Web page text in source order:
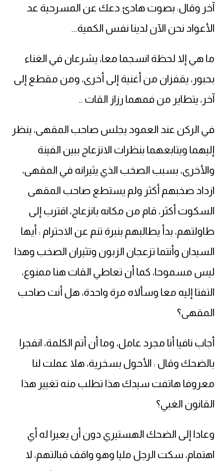
آخر وقال: بصوت هادئ دعك عن المسرحية عد
الأعواد نحن الآن لدينا نفس الكمية...
ما هي إلا لحظة انسجما معا، يشرعان في الغناء
بحبور، يقفزان من أغنية إلى أخرى، ومن مقطع إلى
آخر، يتطاير من فمهما رزاز القات ..
في الركن عند العمود يجلس صاحب المقهى، ينظر
إليهما ويتابعهما بنظرات الانزعاج ببين الفينة
والأخرى، بسبب الصخب الذي يثيرانه في المقهى،
ازداد صخبهم أكثر ولم يستطع صاحب المقهى
السكوت أكثر، قام من مكانه بانزعاج، اقترب إلى
طاولتهم، بدأ يطالبهم بنبرة تنم عن الاحترام : أيها
السيدان وأنتما تزعجان الزبون وتثيران الصخب وهذا
ليس مسموحا، كما أن تعاطي القات هنا ممنوع،
التفتا إليه معا وسألاه مرة واحدة، هل أنت صاحب
المقهى؟
أجاب نافيا أنا مجرد عامل، وما أن أتم الكلمة، انفجرا
بالضحك وقال : الأحول بسخرية، هلا عملت لنا
معروفا هاتفت سيدك هذا تطلب منه تغيير هذا
القانون الغبي؟
وعادا إلى الضحك الهستيري دون أن يعيرا له أي
اهتمام، سكت الرجل مليا وهو واقف قبالتهم، لا